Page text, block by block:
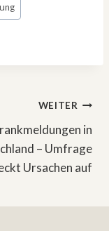
WEITER
in
– Umfrage
Ursachen auf